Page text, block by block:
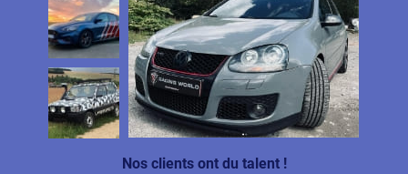
Nos clients ont du talent !